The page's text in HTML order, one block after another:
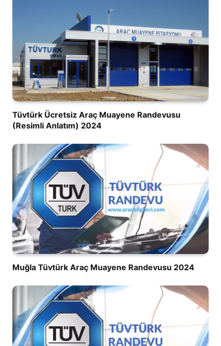
Tüvtürk Ücretsiz Araç Muayene Randevusu
(Resimli Anlatım) 2024
Muğla Tüvtürk Araç Muayene Randevusu 2024